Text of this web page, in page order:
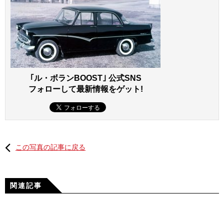
｢ル・ボランBOOST｣ 公式SNS
フォローして最新情報をゲット!
この写真の記事に戻る
関連記事